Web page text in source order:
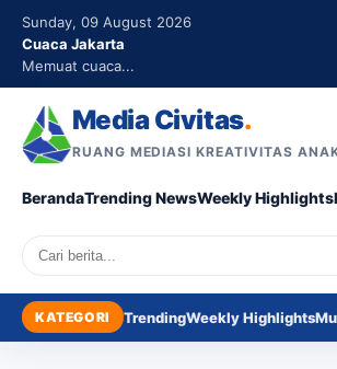
Sunday, 09 August 2026
Cuaca Jakarta
Memuat cuaca...
Media Civitas.
RUANG MEDIASI KREATIVITAS
BerandaTrending NewsWeekly Highlights
Search
KATEGORI TrendingWeekly Highlights